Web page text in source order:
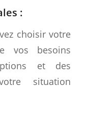
:
choisir votre
vos besoins
et des
situation